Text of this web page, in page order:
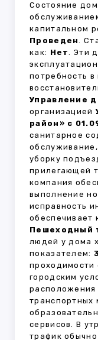
Состояние
капитальном
Проведен.
как: Нет. Эти
потребность
Управление
организацией
район» с
санитарное
уборку
прилегающей
компания
выполнение
исправность
обеспечивает
Пешеходный
людей у дома
показателем:
проходимости
городским
расположения
транспортных
сервисов. В
трафик